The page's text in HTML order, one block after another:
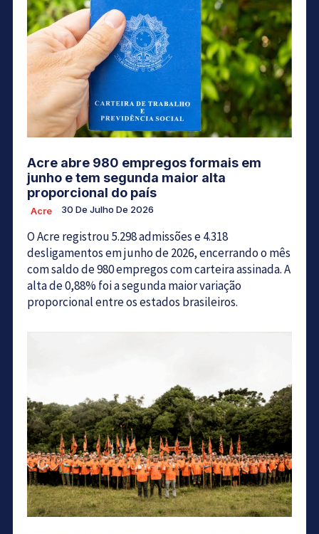
Acre abre 980 empregos formais em
junho e tem segunda maior alta
proporcional do país
Acre 30 De Julho De 2026
O Acre registrou 5.298 admissões e 4.318
desligamentos em junho de 2026, encerrando o mês
com saldo de 980 empregos com carteira assinada. A
alta de 0,88% foi a segunda maior variação
proporcional entre os estados brasileiros.